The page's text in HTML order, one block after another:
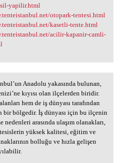
yapilir.html
otopark-tentesi.html
kasetli-tente.html
acilir-kapanir-camli-
Anadolu
Anadolu yakasında bulunan,
kıyısı olan ilçelerden biridir.
hem de iş dünyası tarafından
bir bölgedir. İş dünyası için bu ilçenin
nedenleri arasında ulaşım olanakları,
yüksek kalitesi, eğitim ve
bolluğu ve hızla gelişen